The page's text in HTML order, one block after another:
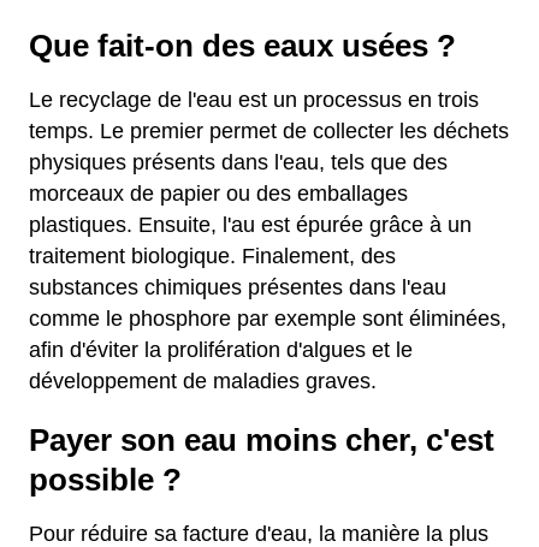
Que fait-on des eaux usées ?
Le recyclage de l'eau est un processus en trois
temps. Le premier permet de collecter les déchets
physiques présents dans l'eau, tels que des
morceaux de papier ou des emballages
plastiques. Ensuite, l'au est épurée grâce à un
traitement biologique. Finalement, des
substances chimiques présentes dans l'eau
comme le phosphore par exemple sont éliminées,
afin d'éviter la prolifération d'algues et le
développement de maladies graves.
Payer son eau moins cher, c'est
possible ?
Pour réduire sa facture d'eau, la manière la plus